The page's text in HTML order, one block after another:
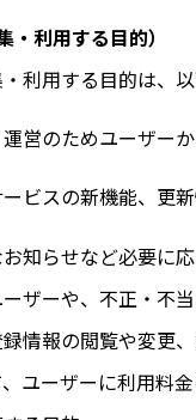
利用する目的）
利用する目的は、以
営のためユーザー
ビスの新機能、更
知らせなど必要に
ザーや、不正・不
情報の閲覧や変更
ユーザーに利用料